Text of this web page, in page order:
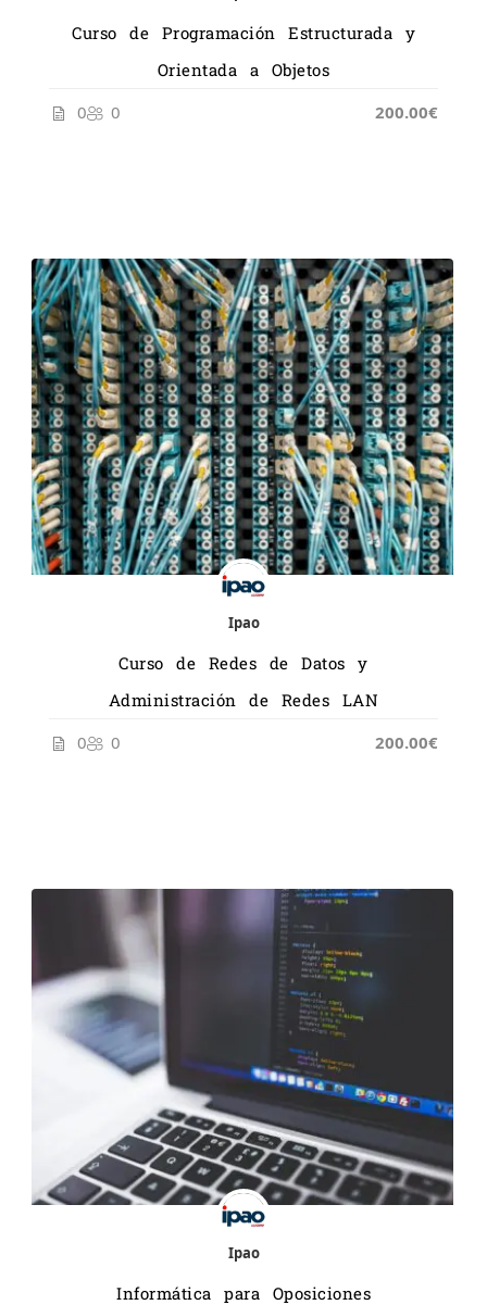
Curso de Programación Estructurada y
Orientada a Objetos
0
0 200.00€
Ipao
Curso de Redes de Datos y
Administración de Redes LAN
0
0 200.00€
Ipao
Informática para Oposiciones